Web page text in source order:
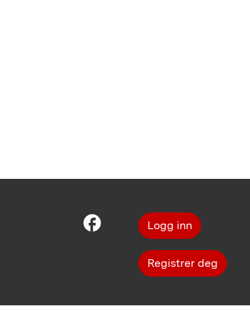
facebook Logg inn
Registrer deg